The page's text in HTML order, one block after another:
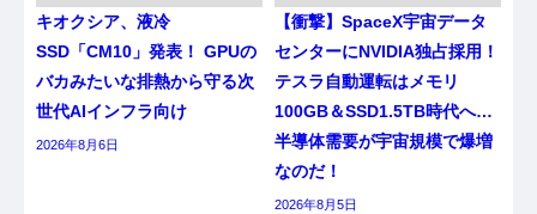
キオクシア、液冷
SSD「CM10」発表！ GPUの
バカみたいな排熱から守る次
世代AIインフラ向け
2026年8月6日
【衝撃】SpaceX宇宙データ
センターにNVIDIA独占採用！
テスラ自動運転はメモリ
100GB＆SSD1.5TB時代へ…
半導体需要が宇宙規模で爆増
なのだ！
2026年8月5日